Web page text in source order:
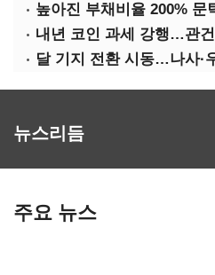
달 기지 전환 시동…나사·
뉴스리듬
주요 뉴스